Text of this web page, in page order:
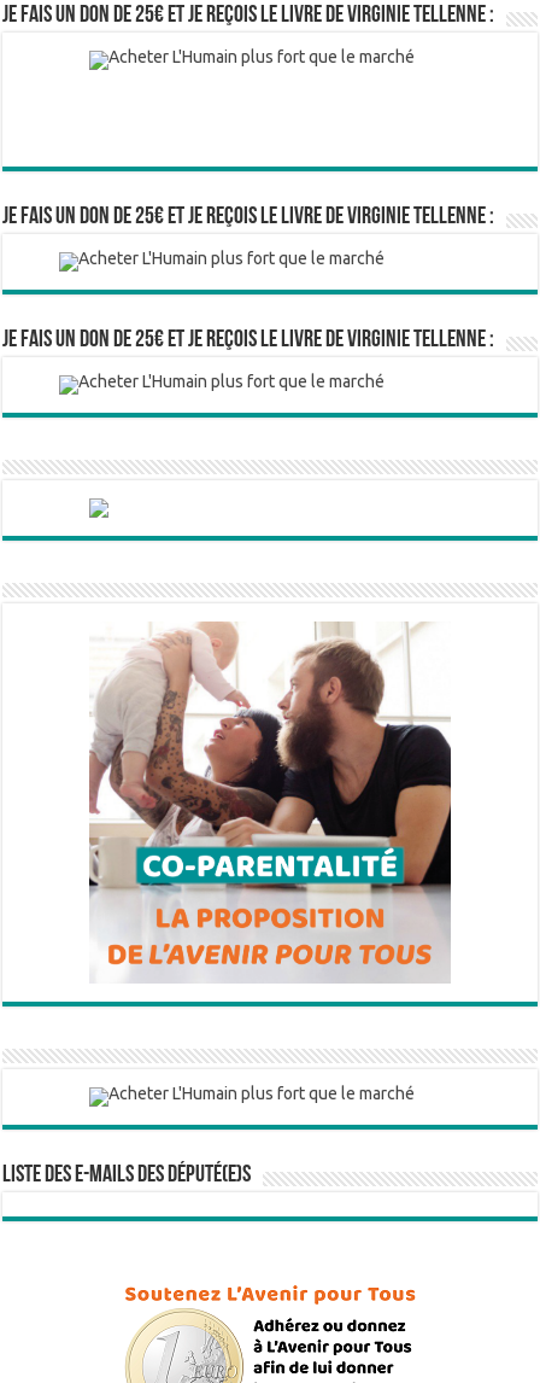
Je fais un don de 25€ et je reçois le livre de Virginie Tellenne :
Je fais un don de 25€ et je reçois le livre de Virginie Tellenne :
Je fais un don de 25€ et je reçois le livre de Virginie Tellenne :
Liste des e-mails des député(e)s